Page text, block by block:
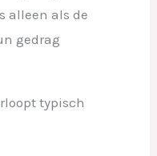
alleen als de
gedrag
typisch